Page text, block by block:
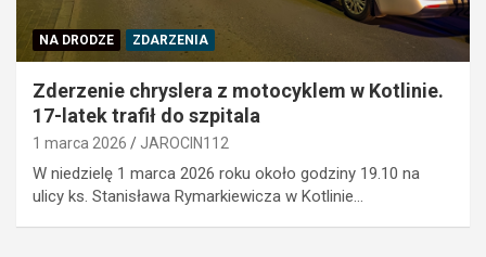
NA DRODZE ZDARZENIA
Zderzenie chryslera z motocyklem w Kotlinie.
17-latek trafił do szpitala
1 marca 2026 JAROCIN112
W niedzielę 1 marca 2026 roku około godziny 19.10 na
ulicy ks. Stanisława Rymarkiewicza w Kotlinie…